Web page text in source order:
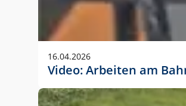
Anwendungsgröße im Layout:
Die Logohöhe beträgt 4 – 10 %
folgende fest definierte
DIN A3 – 15 mm hoch (5 %)
16.04.2026
Video: Arbeiten am